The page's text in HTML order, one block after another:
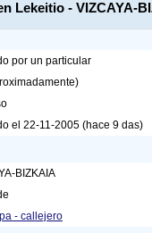
Lekeitio - VIZCAYA-
por un particular
el 22-11-2005 (hace 9 das)
BIZKAIA
- callejero